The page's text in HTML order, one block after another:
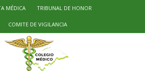
MÉDICA TRIBUNAL DE HONOR
COMITE DE VIGILANCIA